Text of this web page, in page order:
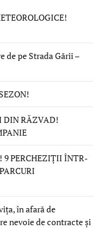
de pe Strada Gării –
DIN RĂZVAD!
9 PERCHEZIȚII ÎNTR-
în afară de
nevoie de contracte și